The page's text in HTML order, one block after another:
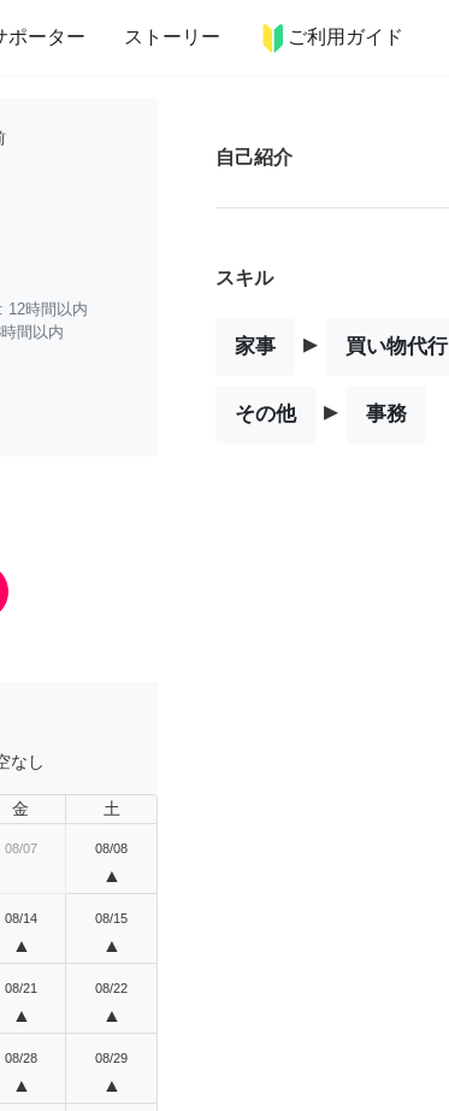
ポーター ストーリー ご利用ガイド
ア 趣味・習い事 ペット 料理
12時間以内
間以内
なし
金 土
08/07 08/08
▲
08/14
▲
08/15
▲
08/21
▲
08/22
▲
08/28
▲
08/29
▲
自己紹介
スキル
家事 ▸ 買い物代行
その他 ▸ 事務